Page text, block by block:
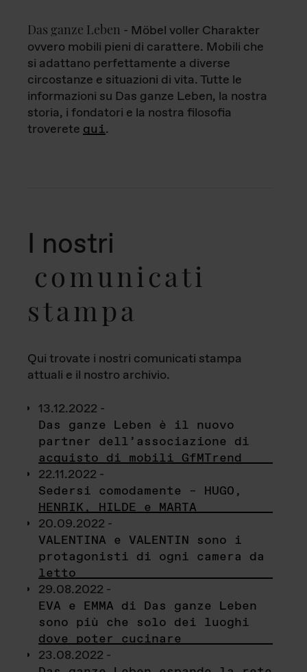
Das ganze Leben - Möbel voller Charakter
ovvero mobili pieni di carattere. Mobili che
si adattano perfettamente a diverse
circostanze e situazioni di vita. Tutte le
informazioni su Das ganze Leben, la nostra
storia, i fondatori e la nostra filosofia
troverete qui.
I nostri
comunicati
stampa
Qui trovate i nostri comunicati stampa
attuali e il nostro archivio.
13.12.2022 -
Das ganze Leben è il nuovo
partner dell’associazione di
acquisto di mobili GfMTrend
22.11.2022 -
Sedersi comodamente – HUGO,
HENRIK, HILDE e MARTA
20.09.2022 -
VALENTINA e VALENTIN sono i
protagonisti di ogni camera da
letto
29.08.2022 -
EVA e EMMA di Das ganze Leben
sono più che solo dei luoghi
dove poter cucinare
23.08.2022 -